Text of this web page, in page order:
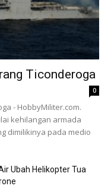
Ticonderoga
0
- HobbyMiliter.com.
kehilangan armada
dimilikinya pada medio
Ubah Helikopter Tua